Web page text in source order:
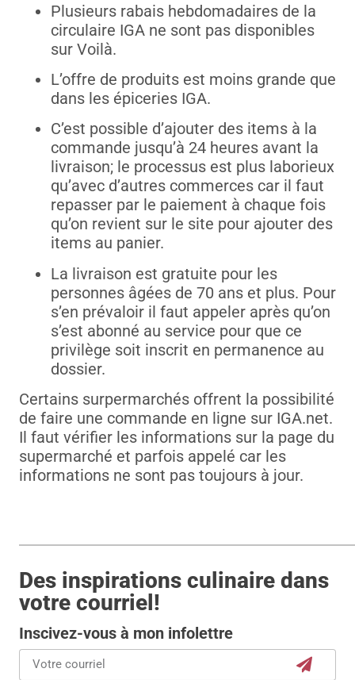
Plusieurs rabais hebdomadaires de la
circulaire IGA ne sont pas disponibles
sur Voilà.
L’offre de produits est moins grande que
dans les épiceries IGA.
C’est possible d’ajouter des items à la
commande jusqu’à 24 heures avant la
livraison; le processus est plus laborieux
qu’avec d’autres commerces car il faut
repasser par le paiement à chaque fois
qu’on revient sur le site pour ajouter des
items au panier.
La livraison est gratuite pour les
personnes âgées de 70 ans et plus. Pour
s’en prévaloir il faut appeler après qu’on
s’est abonné au service pour que ce
privilège soit inscrit en permanence au
dossier.
Certains surpermarchés offrent la possibilité
de faire une commande en ligne sur IGA.net.
Il faut vérifier les informations sur la page du
supermarché et parfois appelé car les
informations ne sont pas toujours à jour.
Des inspirations culinaire dans
votre courriel!
Inscivez-vous à mon infolettre